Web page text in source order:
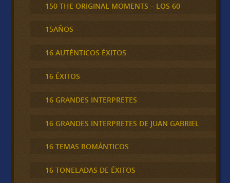
150 THE ORIGINAL MOMENTS – LOS 60
15AÑOS
16 AUTÉNTICOS ÉXITOS
16 ÉXITOS
16 GRANDES INTERPRETES
16 GRANDES INTERPRETES DE JUAN GABRIEL
16 TEMAS ROMÁNTICOS
16 TONELADAS DE ÉXITOS